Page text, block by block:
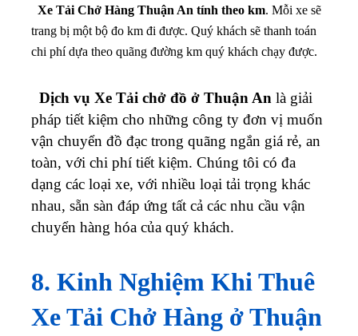
Xe Tải Chở Hàng Thuận An tính theo km. Mỗi xe sẽ
trang bị một bộ đo km đi được. Quý khách sẽ thanh toán
chi phí dựa theo quãng đường km quý khách chạy được.
Dịch vụ Xe Tải chở đồ ở Thuận An là giải
pháp tiết kiệm cho những công ty đơn vị muốn
vận chuyển đồ đạc trong quãng ngắn giá rẻ, an
toàn, với chi phí tiết kiệm. Chúng tôi có đa
dạng các loại xe, với nhiều loại tải trọng khác
nhau, sẵn sàn đáp ứng tất cả các nhu cầu vận
chuyển hàng hóa của quý khách.
8. Kinh Nghiệm Khi Thuê
Xe Tải Chở Hàng ở Thuận